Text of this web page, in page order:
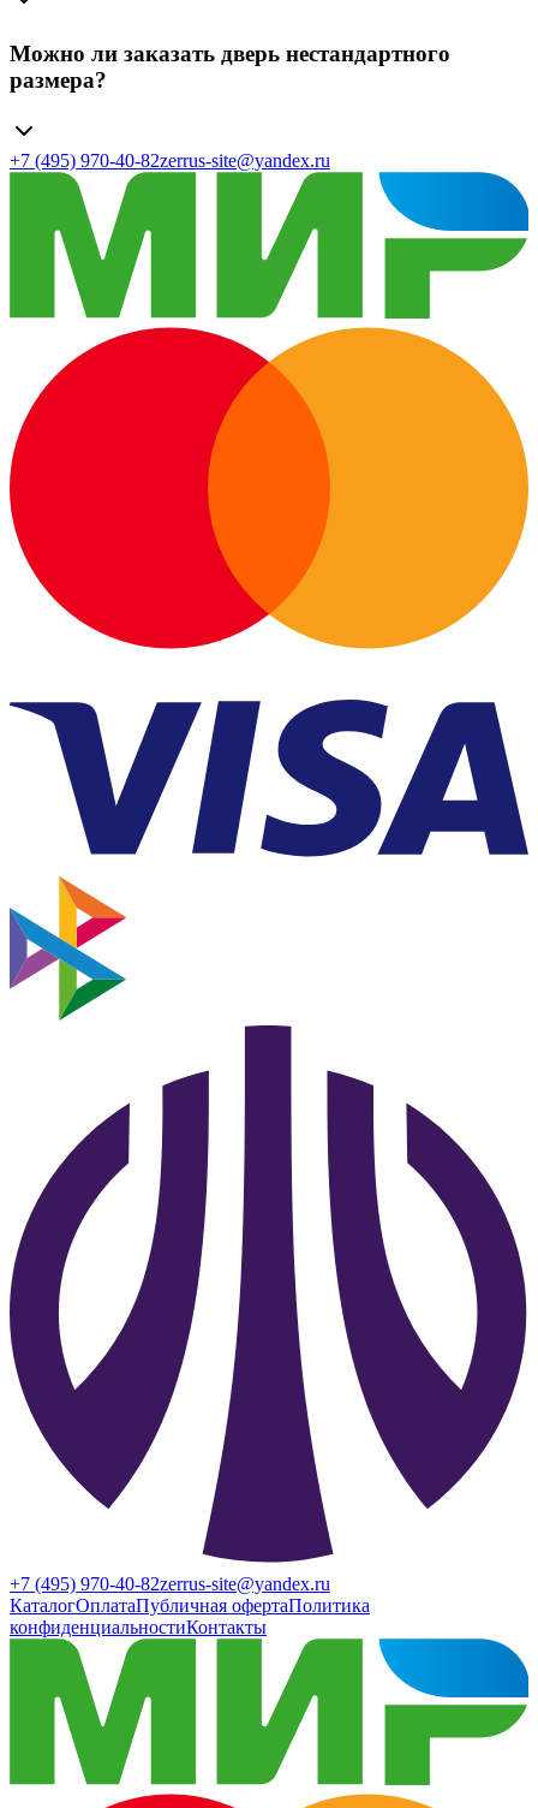
Можно ли заказать дверь нестандартного
размера?
+7 (495) 970-40-82zerrus-site@yandex.ru
+7 (495) 970-40-82zerrus-site@yandex.ru
КаталогОплатаПубличная офертаПолитика
конфиденциальностиКонтакты